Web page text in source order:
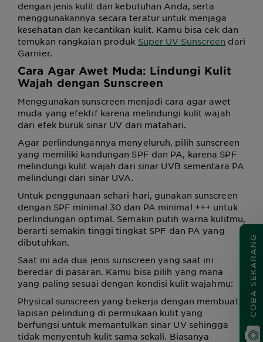
dengan jenis kulit dan kebutuhan Anda, serta
menggunakannya secara teratur untuk menjaga
kesehatan dan kecantikan kulit. Kamu bisa cek dan
temukan rangkaian produk Super UV Sunscreen dari
Garnier.
Cara Agar Awet Muda: Lindungi Kulit
Wajah dengan Sunscreen
Menggunakan sunscreen menjadi cara agar awet
muda yang efektif karena melindungi kulit wajah
dari efek buruk sinar UV dari matahari.
Agar perlindungannya menyeluruh, pilih sunscreen
yang memiliki kandungan SPF dan PA, karena SPF
melindungi kulit wajah dari sinar UVB sementara PA
melindungi dari sinar UVA.
Untuk penggunaan sehari-hari, gunakan sunscreen
dengan SPF minimal 30 dan PA minimal +++ untuk
perlindungan optimal. Semakin putih warna kulitmu,
berarti semakin tinggi tingkat SPF dan PA yang
dibutuhkan.
Saat ini ada dua jenis sunscreen yang saat ini
beredar di pasaran. Kamu bisa pilih yang mana
yang paling sesuai dengan kondisi kulit wajahmu:
Physical sunscreen yang bekerja dengan membuat
lapisan pelindung di permukaan kulit yang
berfungsi untuk memantulkan sinar UV sehingga
tidak menyentuh kulit sama sekali. Biasanya
COBA SEKARANG